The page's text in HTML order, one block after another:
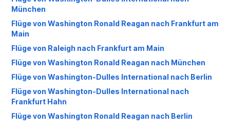
München
Flüge von Washington Ronald Reagan nach Frankfurt am
Main
Flüge von Raleigh nach Frankfurt am Main
Flüge von Washington Ronald Reagan nach München
Flüge von Washington-Dulles International nach Berlin
Flüge von Washington-Dulles International nach
Frankfurt Hahn
Flüge von Washington Ronald Reagan nach Berlin